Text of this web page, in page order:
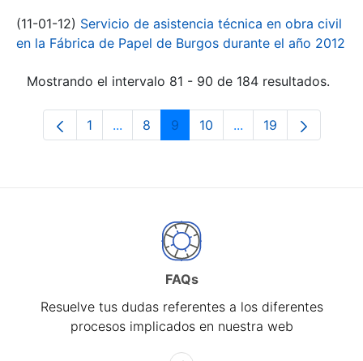
(11-01-12) Servicio de asistencia técnica en obra civil
en la Fábrica de Papel de Burgos durante el año 2012
Mostrando el intervalo 81 - 90 de 184 resultados.
Página
1 ...Páginas intermedias Use TAB para
Página
8 Página
9 Página
10 ...PáginasPágina
19
FAQs
Resuelve tus dudas referentes a los diferentes
procesos implicados en nuestra web